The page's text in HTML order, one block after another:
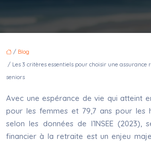
/ Blog
/ Les 3 critères essentiels pour choisir une
seniors
Avec une espérance de vie qui atteint
pour les femmes et 79,7 ans pour les
selon les données de l’INSEE (2023),
financier à la retraite est un enjeu